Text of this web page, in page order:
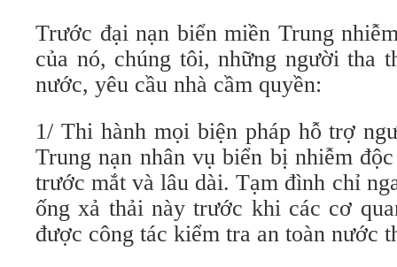
Trước đại nạn biển miền Trung
của nó, chúng tôi, những người tha
nước, yêu cầu nhà cầm quyền:
1/ Thi hành mọi biện pháp hỗ trợ
Trung nạn nhân vụ biển bị nhiễm
trước mắt và lâu dài. Tạm đình chỉ
ống xả thải này trước khi các cơ
được công tác kiểm tra an toàn nước